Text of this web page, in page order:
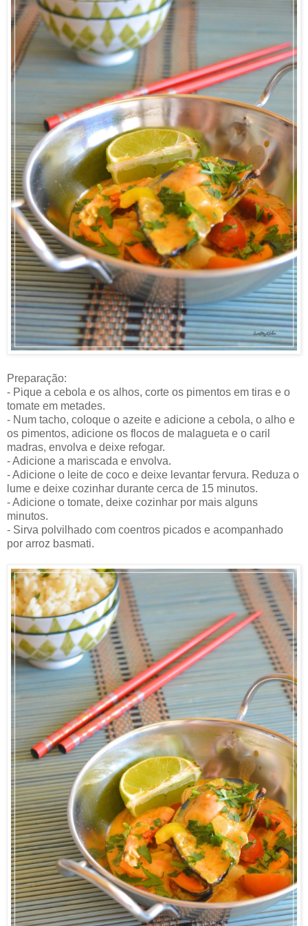
Preparação:
- Pique a cebola e os alhos, corte os pimentos em tiras e o
tomate em metades.
- Num tacho, coloque o azeite e adicione a cebola, o alho e
os pimentos, adicione os flocos de malagueta e o caril
madras, envolva e deixe refogar.
- Adicione a mariscada e envolva.
- Adicione o leite de coco e deixe levantar fervura. Reduza o
lume e deixe cozinhar durante cerca de 15 minutos.
- Adicione o tomate, deixe cozinhar por mais alguns
minutos.
- Sirva polvilhado com coentros picados e acompanhado
por arroz basmati.